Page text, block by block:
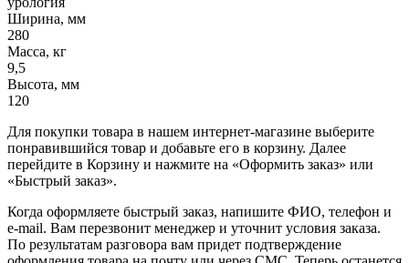
Ширина, мм
280
Масса, кг
9,5
Высота, мм
120
Для покупки товара в нашем интернет-магазине выберите
понравившийся товар и добавьте его в корзину. Далее
перейдите в Корзину и нажмите на «Оформить заказ» или
«Быстрый заказ».
Когда оформляете быстрый заказ, напишите ФИО, телефон и
e-mail. Вам перезвонит менеджер и уточнит условия заказа.
По результатам разговора вам придет подтверждение